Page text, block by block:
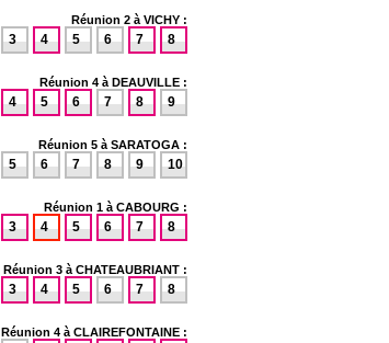
Réunion 2 à VICHY :
8
7
6
5
4
3
Réunion 4 à DEAUVILLE :
9
8
7
6
5
4
Réunion 5 à SARATOGA :
10
9
8
7
6
5
Réunion 1 à CABOURG :
8
7
6
5
4
3
Réunion 3 à CHATEAUBRIANT :
8
7
6
5
4
3
Réunion 4 à CLAIREFONTAINE :